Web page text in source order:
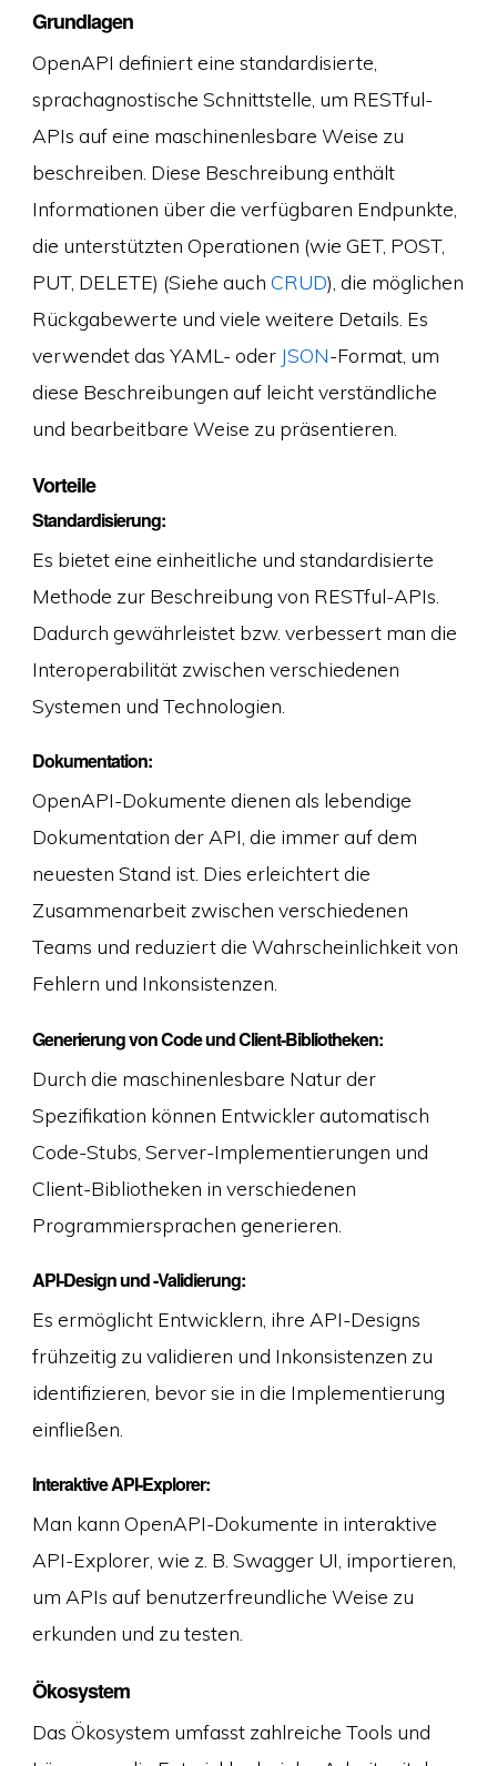
Grundlagen
OpenAPI definiert eine standardisierte,
sprachagnostische Schnittstelle, um RESTful-
APIs auf eine maschinenlesbare Weise zu
beschreiben. Diese Beschreibung enthält
Informationen über die verfügbaren Endpunkte,
die unterstützten Operationen (wie GET, POST,
PUT, DELETE) (Siehe auch CRUD), die möglichen
Rückgabewerte und viele weitere Details. Es
verwendet das YAML- oder JSON-Format, um
diese Beschreibungen auf leicht verständliche
und bearbeitbare Weise zu präsentieren.
Vorteile
Standardisierung:
Es bietet eine einheitliche und standardisierte
Methode zur Beschreibung von RESTful-APIs.
Dadurch gewährleistet bzw. verbessert man die
Interoperabilität zwischen verschiedenen
Systemen und Technologien.
Dokumentation:
OpenAPI-Dokumente dienen als lebendige
Dokumentation der API, die immer auf dem
neuesten Stand ist. Dies erleichtert die
Zusammenarbeit zwischen verschiedenen
Teams und reduziert die Wahrscheinlichkeit von
Fehlern und Inkonsistenzen.
Generierung von Code und Client-Bibliotheken:
Durch die maschinenlesbare Natur der
Spezifikation können Entwickler automatisch
Code-Stubs, Server-Implementierungen und
Client-Bibliotheken in verschiedenen
Programmiersprachen generieren.
API-Design und -Validierung:
Es ermöglicht Entwicklern, ihre API-Designs
frühzeitig zu validieren und Inkonsistenzen zu
identifizieren, bevor sie in die Implementierung
einfließen.
Interaktive API-Explorer:
Man kann OpenAPI-Dokumente in interaktive
API-Explorer, wie z. B. Swagger UI, importieren,
um APIs auf benutzerfreundliche Weise zu
erkunden und zu testen.
Ökosystem
Das Ökosystem umfasst zahlreiche Tools und